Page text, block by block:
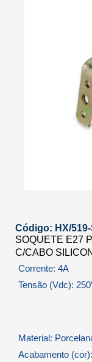
Código: HX/
SOQUETE E27
C/CABO
Corrente: 4A
Tensão (Vdc):
Material:
Acabamento